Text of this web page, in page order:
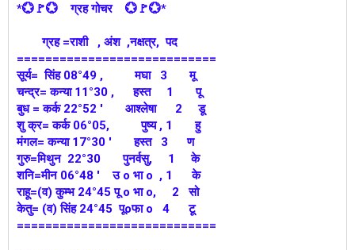
*💮🚩💮 ग्रह गोचर 💮🚩💮*
ग्रह =राशी , अंश ,नक्षत्र, पद
============================
सूर्य= सिंह 08°49 , मघा 3 मू
चन्द्र= कन्या 11°30 , हस्त 1 पू
बुध = कर्क 22°52 ' आश्लेषा 2 डू
शु क्र= कर्क 06°05, पुष्य , 1 हु
मंगल= कन्या 17°30 ' हस्त 3 ण
गुरु=मिथुन 22°30 पुनर्वसु, 1 के
शनि=मीन 06°48 ' उ o भा o , 1 के
राहू=(व) कुम्भ 24°45 पू o भा o, 2 सो
केतु= (व) सिंह 24°45 पूoफा o 4 टू
============================